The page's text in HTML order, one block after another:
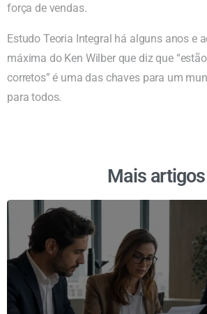
força de vendas.
Estudo Teoria Integral há alguns anos e
máxima do Ken Wilber que diz que
corretos” é uma das chaves para um
para todos.
Mais artigos